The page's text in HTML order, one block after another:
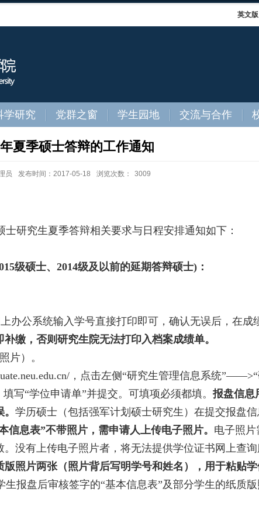
英文版
学研究 党群之窗 学生园地 交流与合作
夏季硕士答辩的工作通知
员 发布时间：2017-05-18 浏览次数： 3009
研究生夏季答辩相关要求与日程安排通知如下：
级硕士、2014级及以前的延期答辩硕士)：
公系统输入学号直接打印即可，确认无误后，在成
缴，否则研究生院无法打印入档案成绩单。
片）。
，点击左侧“研究生管理信息系统
写“学位申请单”并提交。可填项必须都填。 报盘信息
学历硕士（包括强军计划硕士研究生）在提交报盘
信息表”不带照片，需申请人上传电子照片。 电子照片
没有上传电子照片者，将无法提供学位证书网上查询
版照片两张（照片背后写明学号和姓名），用于粘贴学
报盘后审核签字的“基本信息表”及部分学生的纸质